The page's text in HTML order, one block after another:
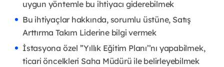
uygun yöntemle bu ihtiyacı giderebilmek
Bu ihtiyaçlar hakkında, sorumlu üstüne, Satış
Arttırma Takım Liderine bilgi vermek
İstasyona özel ’’Yıllık Eğitim Planı’’nı yapabilmek,
ticari öncelkleri Saha Müdürü ile belirleyebilmek